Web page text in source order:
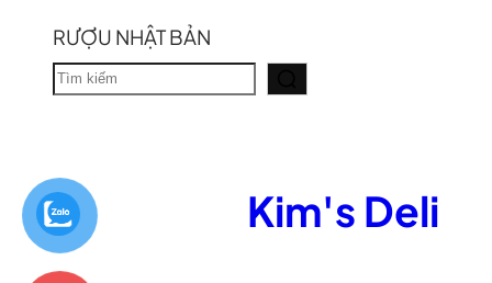
RƯỢU NHẬT BẢN
T
k
i
ế
m
Kim's Deli